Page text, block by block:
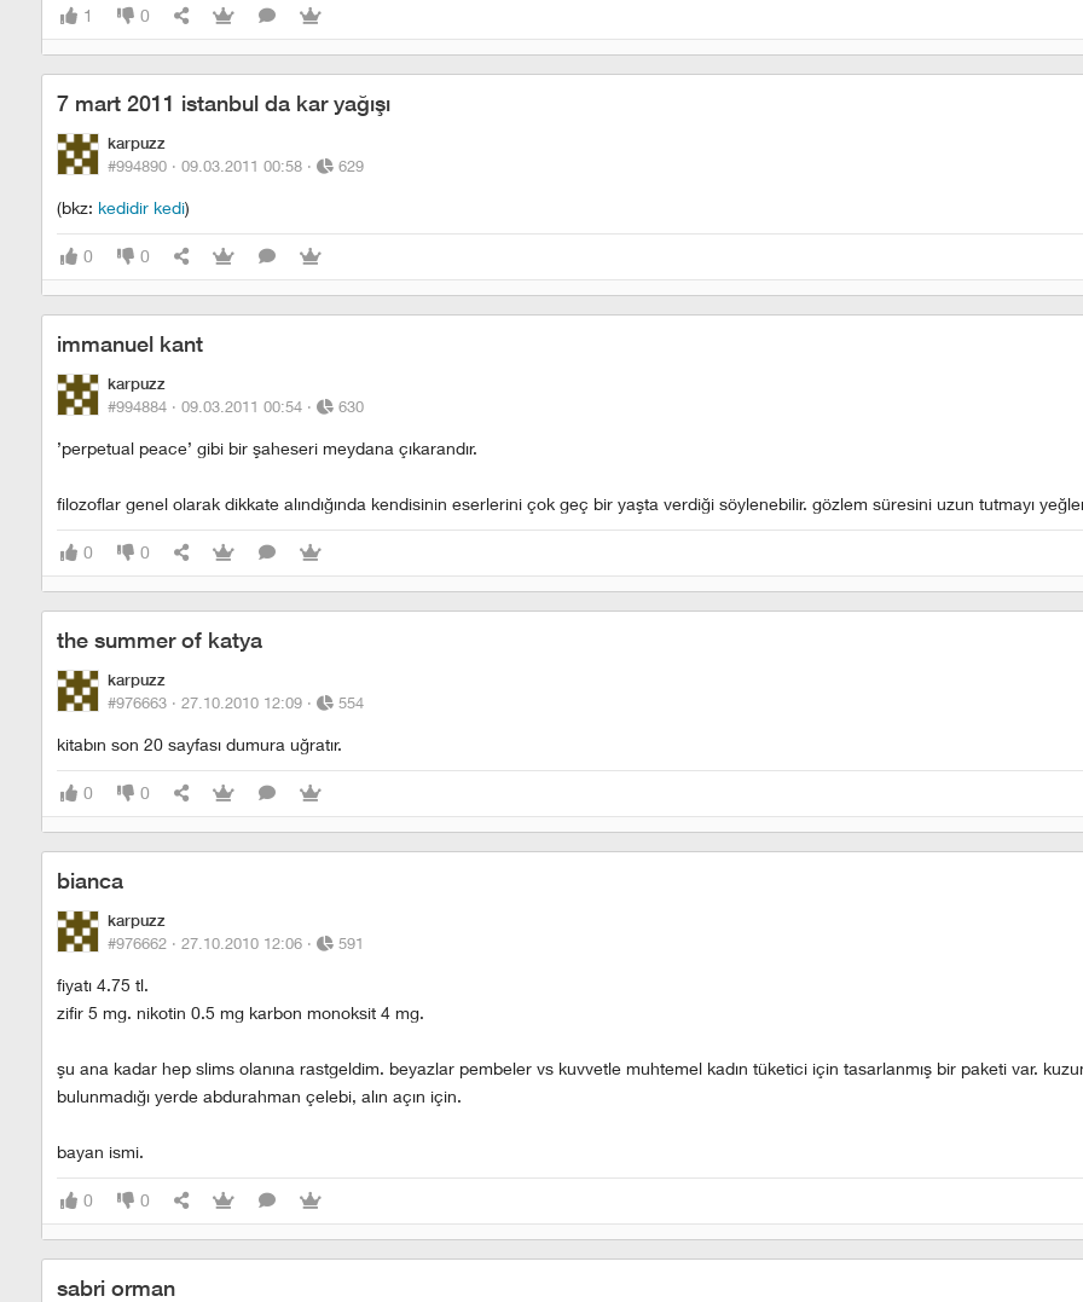
1 0
7 mart 2011 istanbul da kar yağışı
karpuzz
#994890 · 09.03.2011 00:58 · 629
(bkz: kedidir kedi)
0 0
immanuel kant
karpuzz
#994884 · 09.03.2011 00:54 · 630
’perpetual peace’ gibi bir şaheseri meydana çıkarandır.
filozoflar genel olarak dikkate alındığında kendisinin eserlerini çok geç bir yaşta verdiği söylenebilir. gözlem süresini uzun tutmayı
0 0
the summer of katya
karpuzz
#976663 · 27.10.2010 12:09 · 554
kitabın son 20 sayfası dumura uğratır.
0 0
bianca
karpuzz
#976662 · 27.10.2010 12:06 · 591
fiyatı 4.75 tl.
zifir 5 mg. nikotin 0.5 mg karbon monoksit 4 mg.
şu ana kadar hep slims olanına rastgeldim. beyazlar pembeler vs kuvvetle muhtemel kadın tüketici için tasarlanmış bir paketi var.
bulunmadığı yerde abdurahman çelebi, alın açın için.
bayan ismi.
0 0
sabri orman